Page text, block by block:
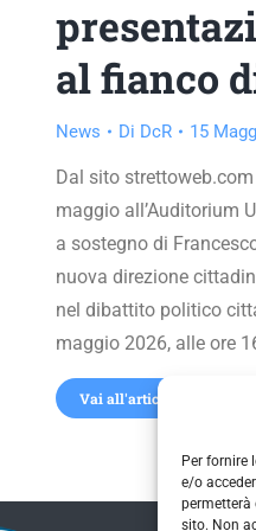
Per fornire
e/o
permetterà
sito. Non
al fianco
News Di DcR 15
Dal sito
maggio all’Auditorium
a sostegno di
nuova direzione
nel dibattito politico
maggio 2026, alle ore
Vai all'articolo